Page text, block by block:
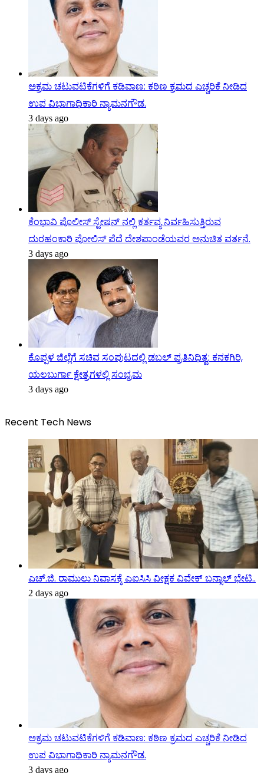
ಅಕ್ರಮ ಚಟುವಟಿಕೆಗಳಿಗೆ ಕಡಿವಾಣ: ಕಠಿಣ ಕ್ರಮದ ಎಚ್ಚರಿಕೆ ನೀಡಿದ
ಉಪ ವಿಭಾಗಾಧಿಕಾರಿ ನ್ಯಾಮನಗೌಡ.
3 days ago
ಕೆಂಭಾವಿ ಪೊಲೀಸ್ ಸ್ಟೇಷನ್ ನಲ್ಲಿ ಕರ್ತವ್ಯ ನಿರ್ವಹಿಸುತ್ತಿರುವ
ದುರಹಂಕಾರಿ ಪೋಲಿಸ್ ಪೆದೆ ದೇಶಪಾಂಡೆಯವರ ಅನುಚಿತ ವರ್ತನೆ.
3 days ago
ಕೊಪ್ಪಳ ಜಿಲ್ಲೆಗೆ ಸಚಿವ ಸಂಪುಟದಲ್ಲಿ ಡಬಲ್ ಪ್ರತಿನಿಧಿತ್ವ: ಕನಕಗಿರಿ,
ಯಲಬುರ್ಗಾ ಕ್ಷೇತ್ರಗಳಲ್ಲಿ ಸಂಭ್ರಮ
3 days ago
Recent Tech News
ಎಚ್.ಜಿ. ರಾಮುಲು ನಿವಾಸಕ್ಕೆ ಎಐಸಿಸಿ ವೀಕ್ಷಕ ವಿವೇಕ್ ಬನ್ಸಾಲ್ ಭೇಟಿ..
2 days ago
ಅಕ್ರಮ ಚಟುವಟಿಕೆಗಳಿಗೆ ಕಡಿವಾಣ: ಕಠಿಣ ಕ್ರಮದ ಎಚ್ಚರಿಕೆ ನೀಡಿದ
ಉಪ ವಿಭಾಗಾಧಿಕಾರಿ ನ್ಯಾಮನಗೌಡ.
3 days ago